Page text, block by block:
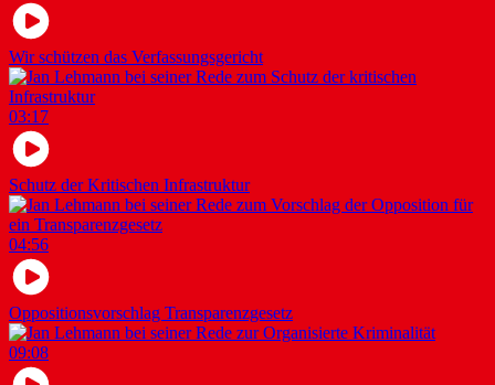
Wir schützen das Verfassungsgericht
03:17
Schutz der Kritischen Infrastruktur
04:56
Oppositionsvorschlag Transparenzgesetz
09:08